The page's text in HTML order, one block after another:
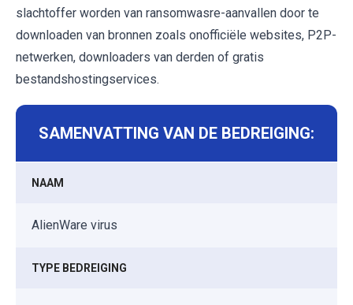
slachtoffer worden van ransomwasre-aanvallen door te
downloaden van bronnen zoals onofficiële websites, P2P-
netwerken, downloaders van derden of gratis
bestandshostingservices.
SAMENVATTING VAN DE BEDREIGING:
NAAM
AlienWare virus
TYPE BEDREIGING